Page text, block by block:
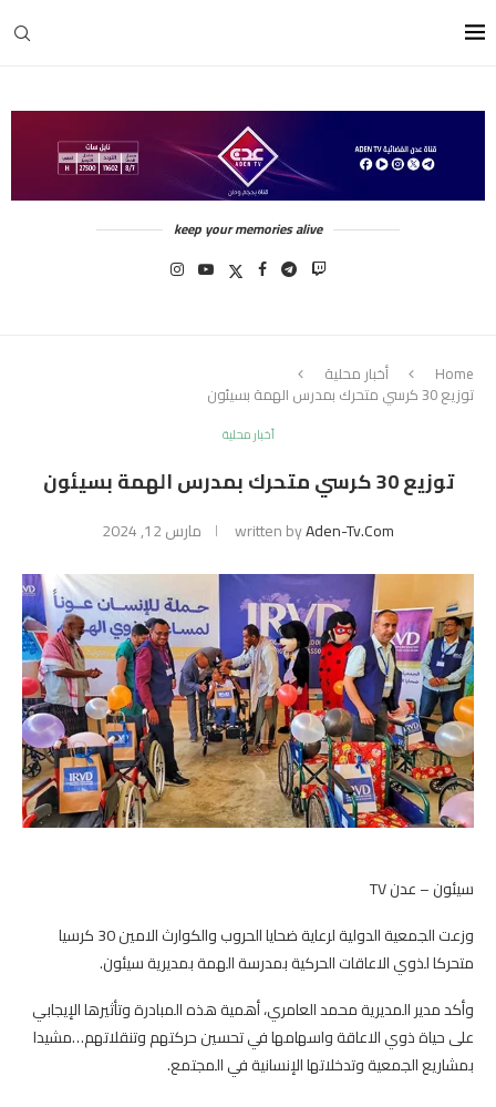
keep your memories alive
Home أخبار محلية
توزيع 30 كرسي متحرك بمدرس الهمة بسيئون
أخبار محلية
توزيع 30 كرسي متحرك بمدرس الهمة بسيئون
written byAden-Tv.com مارس 12, 2024
سيئون – عدن TV
وزعت الجمعية الدولية لرعاية ضحايا الحروب والكوارث الامين 30 كرسيا
متحركا لذوي الاعاقات الحركية بمدرسة الهمة بمديرية سيئون.
وأكد مدير المديرية محمد العامري، أهمية هذه المبادرة وتأثيرها الإيجابي
على حياة ذوي الاعاقة واسهامها في تحسين حركتهم وتنقلاتهم…مشيدا
بمشاريع الجمعية وتدخلاتها الإنسانية في المجتمع.